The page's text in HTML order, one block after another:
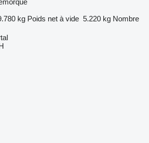
kg Poids net à vide 5.220 kg Nombre